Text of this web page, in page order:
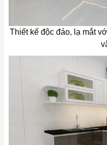
Thiết kế độc đáo, lạ mắt